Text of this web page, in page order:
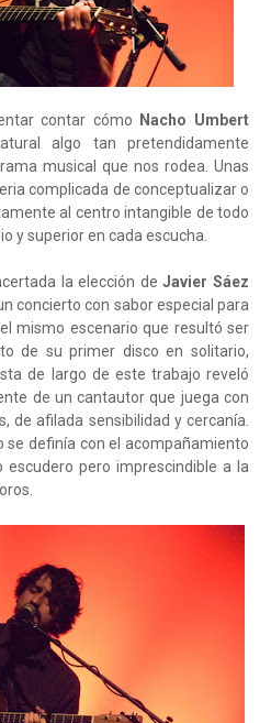
contar cómo
Nacho Umbert
algo tan pretendidamente
musical que nos rodea. Unas
complicada de conceptualizar o
al centro intangible de todo
y superior en cada escucha.
la elección deJavier Sáez
concierto con sabor especial para
mismo escenario que resultó ser
de su primer disco en solitario,
de largo de este trabajo reveló
de un cantautor que juega con
de afilada sensibilidad y cercanía.
se definía con el acompañamiento
escudero pero imprescindible a la